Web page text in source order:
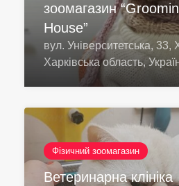
зоомагазин
House”
вул. Університетська, 33,
Харківська область,
Фізичний зоомагазин
Ветеринарна клініка